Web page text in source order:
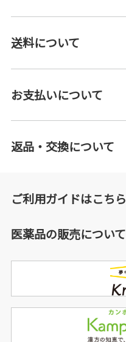
送料について
お支払いについて
返品・交換について
ご利用ガイドはこちら
医薬品の販売について